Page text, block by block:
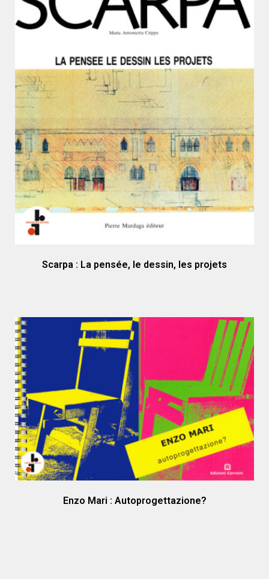
Scarpa : La pensée, le dessin, les projets
Enzo Mari : Autoprogettazione?